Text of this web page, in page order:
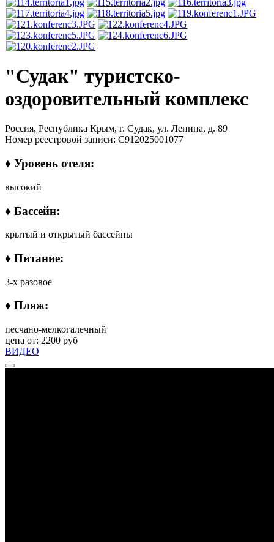
"Судак" туристско-
оздоровительный комплекс
Россия, Республика Крым, г. Судак, ул. Ленина, д. 89
Номер реестровой записи: С912025001077
♦ Уровень отеля:
высокий
♦ Бассейн:
крытый и открытый бассейны
♦ Питание:
3-х разовое
♦ Пляж:
песчано-мелкогалечный
цена от: 2200 руб
ВИДЕО